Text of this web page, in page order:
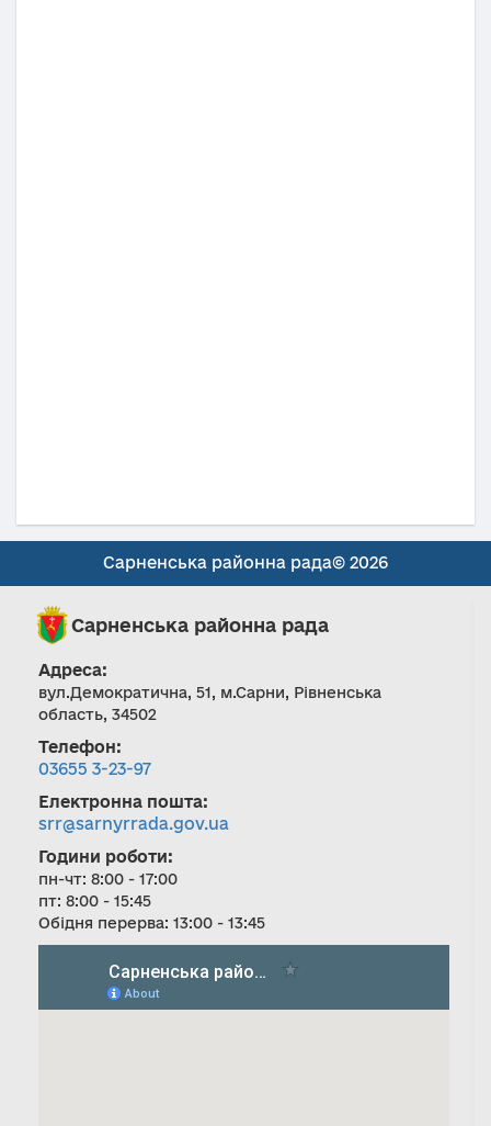
Сарненська районна рада© 2026
Сарненська районна рада
Адреса:
вул.Демократична, 51, м.Сарни, Рівненська
область, 34502
Телефон:
03655 3-23-97
Електронна пошта:
srr@sarnyrrada.gov.ua
Години роботи:
пн-чт: 8:00 - 17:00
пт: 8:00 - 15:45
Обідня перерва: 13:00 - 13:45